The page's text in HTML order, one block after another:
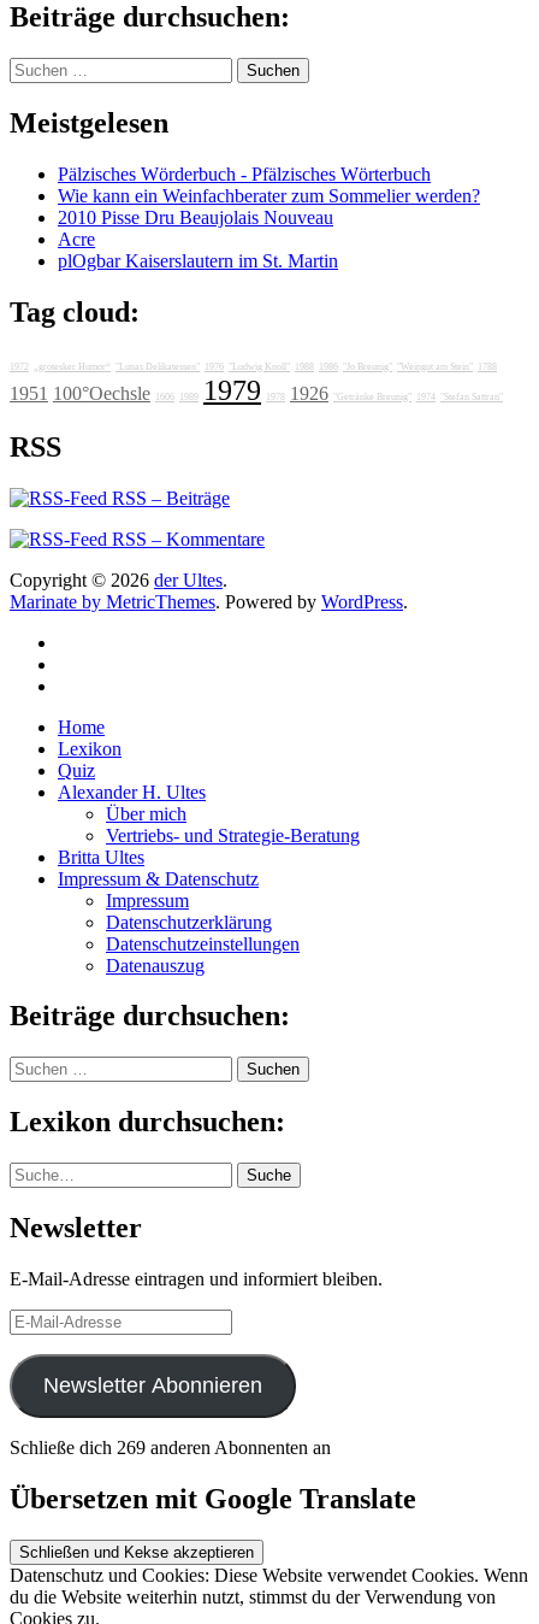
Beiträge durchsuchen:
Suchen
nach:
Meistgelesen
Pälzisches Wörderbuch - Pfälzisches Wörterbuch
Wie kann ein Weinfachberater zum Sommelier werden?
2010 Pisse Dru Beaujolais Nouveau
Acre
plOgbar Kaiserslautern im St. Martin
Tag cloud:
1972 „grotesker Humor“ "Lunas Delikatessen" 1976 "Ludwig Knoll" 1988 1986 "Jo Breunig" "Weingut am Stein" 1788
1951 100°Oechsle 1606 1989 1979 1978 1926 "Getränke Breunig" 1974 "Stefan Sattran"
RSS
RSS – Beiträge
RSS – Kommentare
Copyright © 2026 der Ultes.
Marinate by MetricThemes. Powered by WordPress.
Home
Lexikon
Quiz
Alexander H. Ultes
Über mich
Vertriebs- und Strategie-Beratung
Britta Ultes
Impressum & Datenschutz
Impressum
Datenschutzerklärung
Datenschutzeinstellungen
Datenauszug
Beiträge durchsuchen:
Suchen
nach:
Lexikon durchsuchen:
Suche Suche
Newsletter
E-Mail-Adresse eintragen und informiert bleiben.
E-
Mail-
Adresse
Newsletter Abonnieren
Schließe dich 269 anderen Abonnenten an
Übersetzen mit Google Translate
Datenschutz und Cookies: Diese Website verwendet Cookies. Wenn
du die Website weiterhin nutzt, stimmst du der Verwendung von
Cookies zu.